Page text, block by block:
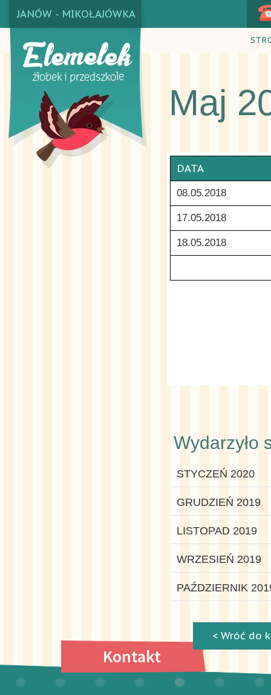
< Wróć do
Kontakt
JANÓW - MIKOŁAJÓWKA
Wydarzyło
STYCZEŃ 2020
GRUDZIEŃ 2019
LISTOPAD 2019
WRZESIEŃ 2019
PAŹDZIERNIK
DATA
08.05.2018
17.05.2018
18.05.2018
Maj